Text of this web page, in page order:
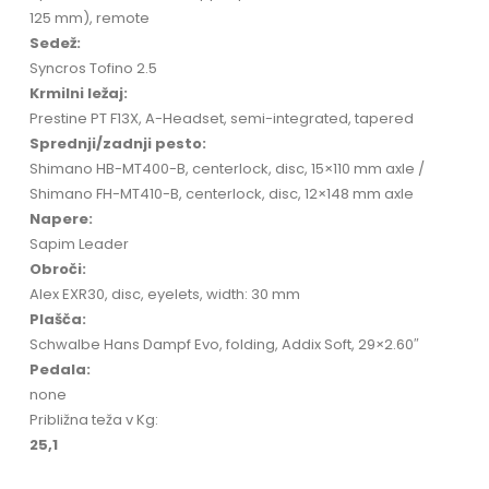
125 mm), remote
Sedež:
Syncros Tofino 2.5
Krmilni ležaj:
Prestine PT F13X, A-Headset, semi-integrated, tapered
Sprednji/zadnji pesto:
Shimano HB-MT400-B, centerlock, disc, 15×110 mm axle /
Shimano FH-MT410-B, centerlock, disc, 12×148 mm axle
Napere:
Sapim Leader
Obroči:
Alex EXR30, disc, eyelets, width: 30 mm
Plašča:
Schwalbe Hans Dampf Evo, folding, Addix Soft, 29×2.60″
Pedala:
none
Približna teža v Kg:
25,1